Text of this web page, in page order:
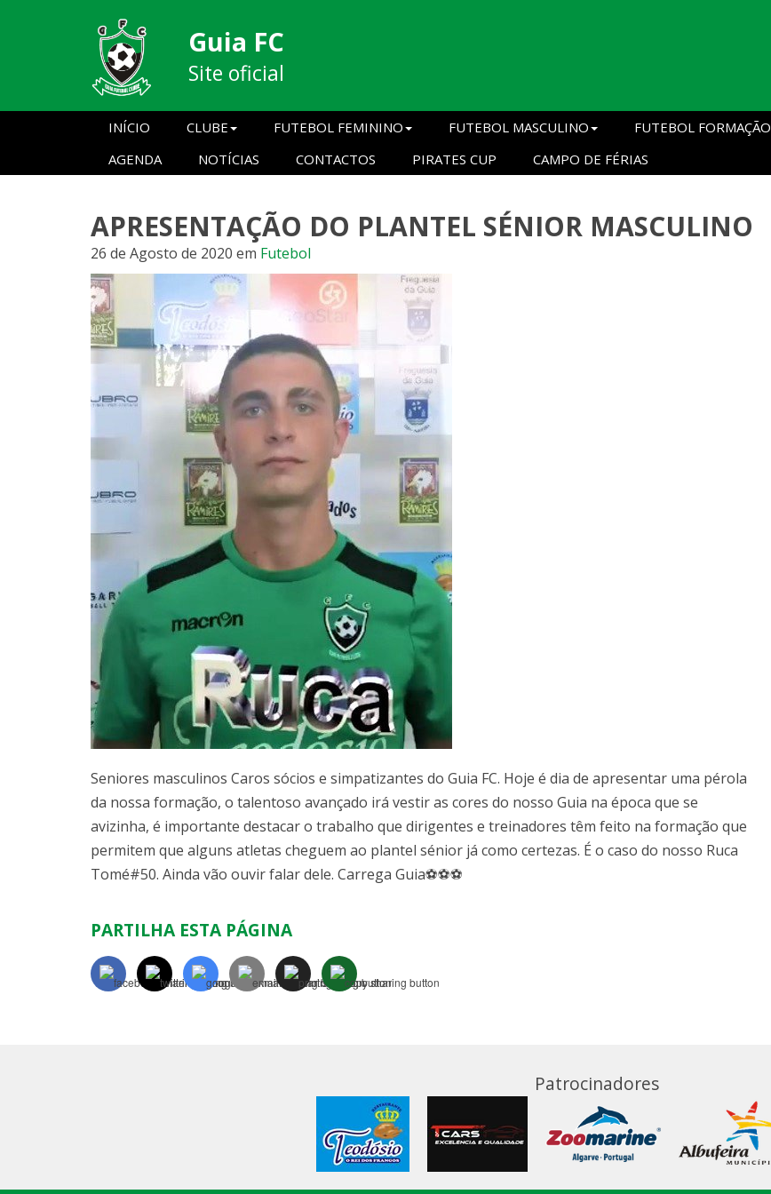
Guia FC
Site oficial
INÍCIO CLUBE FUTEBOL FEMININO FUTEBOL MASCULINO FUTEBOL FORMAÇÃO
AGENDA
NOTÍCIAS CONTACTOS PIRATES CUP CAMPO DE FÉRIAS
APRESENTAÇÃO DO PLANTEL SÉNIOR MASCULINO
26 de Agosto de 2020 em Futebol
Seniores masculinos Caros sócios e simpatizantes do Guia FC. Hoje é dia de apresentar uma pérola
da nossa formação, o talentoso avançado irá vestir as cores do nosso Guia na época que se
avizinha, é importante destacar o trabalho que dirigentes e treinadores têm feito na formação que
permitem que alguns atletas cheguem ao plantel sénior já como certezas. É o caso do nosso Ruca
Tomé#50. Ainda vão ouvir falar dele. Carrega Guia⚽⚽⚽
PARTILHA ESTA PÁGINA
Patrocinadores